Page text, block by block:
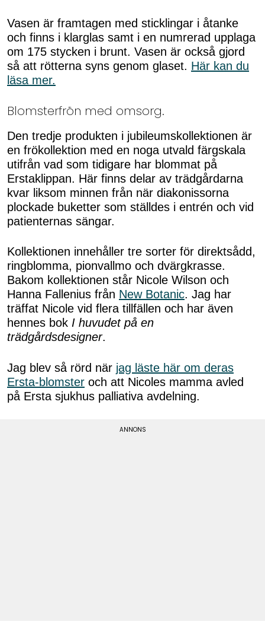
Vasen är framtagen med sticklingar i åtanke
och finns i klarglas samt i en numrerad upplaga
om 175 stycken i brunt. Vasen är också gjord
så att rötterna syns genom glaset. Här kan du
läsa mer.
Blomsterfrön med omsorg.
Den tredje produkten i jubileumskollektionen är
en frökollektion med en noga utvald färgskala
utifrån vad som tidigare har blommat på
Erstaklippan. Här finns delar av trädgårdarna
kvar liksom minnen från när diakonissorna
plockade buketter som ställdes i entrén och vid
patienternas sängar.
Kollektionen innehåller tre sorter för direktsådd,
ringblomma, pionvallmo och dvärgkrasse.
Bakom kollektionen står Nicole Wilson och
Hanna Fallenius från New Botanic. Jag har
träffat Nicole vid flera tillfällen och har även
hennes bok I huvudet på en
trädgårdsdesigner.
Jag blev så rörd när jag läste här om deras
Ersta-blomster och att Nicoles mamma avled
på Ersta sjukhus palliativa avdelning.